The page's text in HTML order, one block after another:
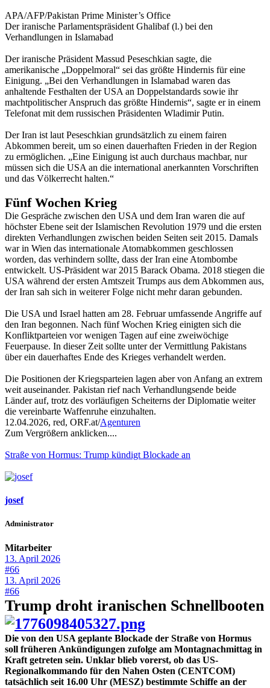
APA/AFP/Pakistan Prime Minister’s Office
Der iranische Parlamentspräsident Ghalibaf (l.) bei den
Verhandlungen in Islamabad
Der iranische Präsident Massud Peseschkian sagte, die
amerikanische „Doppelmoral“ sei das größte Hindernis für eine
Einigung. „Bei den Verhandlungen in Islamabad waren das
anhaltende Festhalten der USA an Doppelstandards sowie ihr
machtpolitischer Anspruch das größte Hindernis“, sagte er in einem
Telefonat mit dem russischen Präsidenten Wladimir Putin.
Der Iran ist laut Peseschkian grundsätzlich zu einem fairen
Abkommen bereit, um so einen dauerhaften Frieden in der Region
zu ermöglichen. „Eine Einigung ist auch durchaus machbar, nur
müssen sich die USA an die international anerkannten Vorschriften
und das Völkerrecht halten.“
Fünf Wochen Krieg
Die Gespräche zwischen den USA und dem Iran waren die auf
höchster Ebene seit der Islamischen Revolution 1979 und die ersten
direkten Verhandlungen zwischen beiden Seiten seit 2015. Damals
war in Wien das internationale Atomabkommen geschlossen
worden, das verhindern sollte, dass der Iran eine Atombombe
entwickelt. US-Präsident war 2015 Barack Obama. 2018 stiegen die
USA während der ersten Amtszeit Trumps aus dem Abkommen aus,
der Iran sah sich in weiterer Folge nicht mehr daran gebunden.
Die USA und Israel hatten am 28. Februar umfassende Angriffe auf
den Iran begonnen. Nach fünf Wochen Krieg einigten sich die
Konfliktparteien vor wenigen Tagen auf eine zweiwöchige
Feuerpause. In dieser Zeit sollte unter der Vermittlung Pakistans
über ein dauerhaftes Ende des Krieges verhandelt werden.
Die Positionen der Kriegsparteien lagen aber von Anfang an extrem
weit auseinander. Pakistan rief nach Verhandlungsende beide
Länder auf, trotz des vorläufigen Scheiterns der Diplomatie weiter
die vereinbarte Waffenruhe einzuhalten.
12.04.2026, red, ORF.at/Agenturen
Zum Vergrößern anklicken....
Straße von Hormus: Trump kündigt Blockade an
josef
Administrator
Mitarbeiter
13. April 2026
#66
13. April 2026
#66
Trump droht iranischen Schnellbooten
Die von den USA geplante Blockade der Straße von Hormus
soll früheren Ankündigungen zufolge am Montagnachmittag in
Kraft getreten sein. Unklar blieb vorerst, ob das US-
Regionalkommando für den Nahen Osten (CENTCOM)
tatsächlich seit 16.00 Uhr (MESZ) bestimmte Schiffe an der